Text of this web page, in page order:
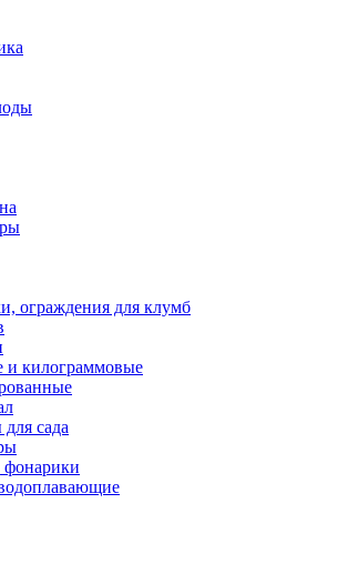
ограждения для клумб
и килограммовые
сада